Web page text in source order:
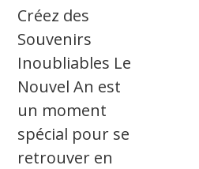
Créez des
Souvenirs
Inoubliables Le
Nouvel An est
un moment
spécial pour se
retrouver en